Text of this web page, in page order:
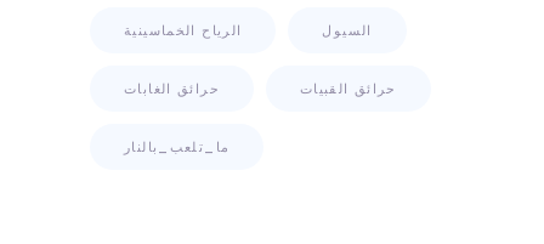
الرياح الخماسينية السيول
حرائق الغابات حرائق القبيات
ما_تلعب_بالنار